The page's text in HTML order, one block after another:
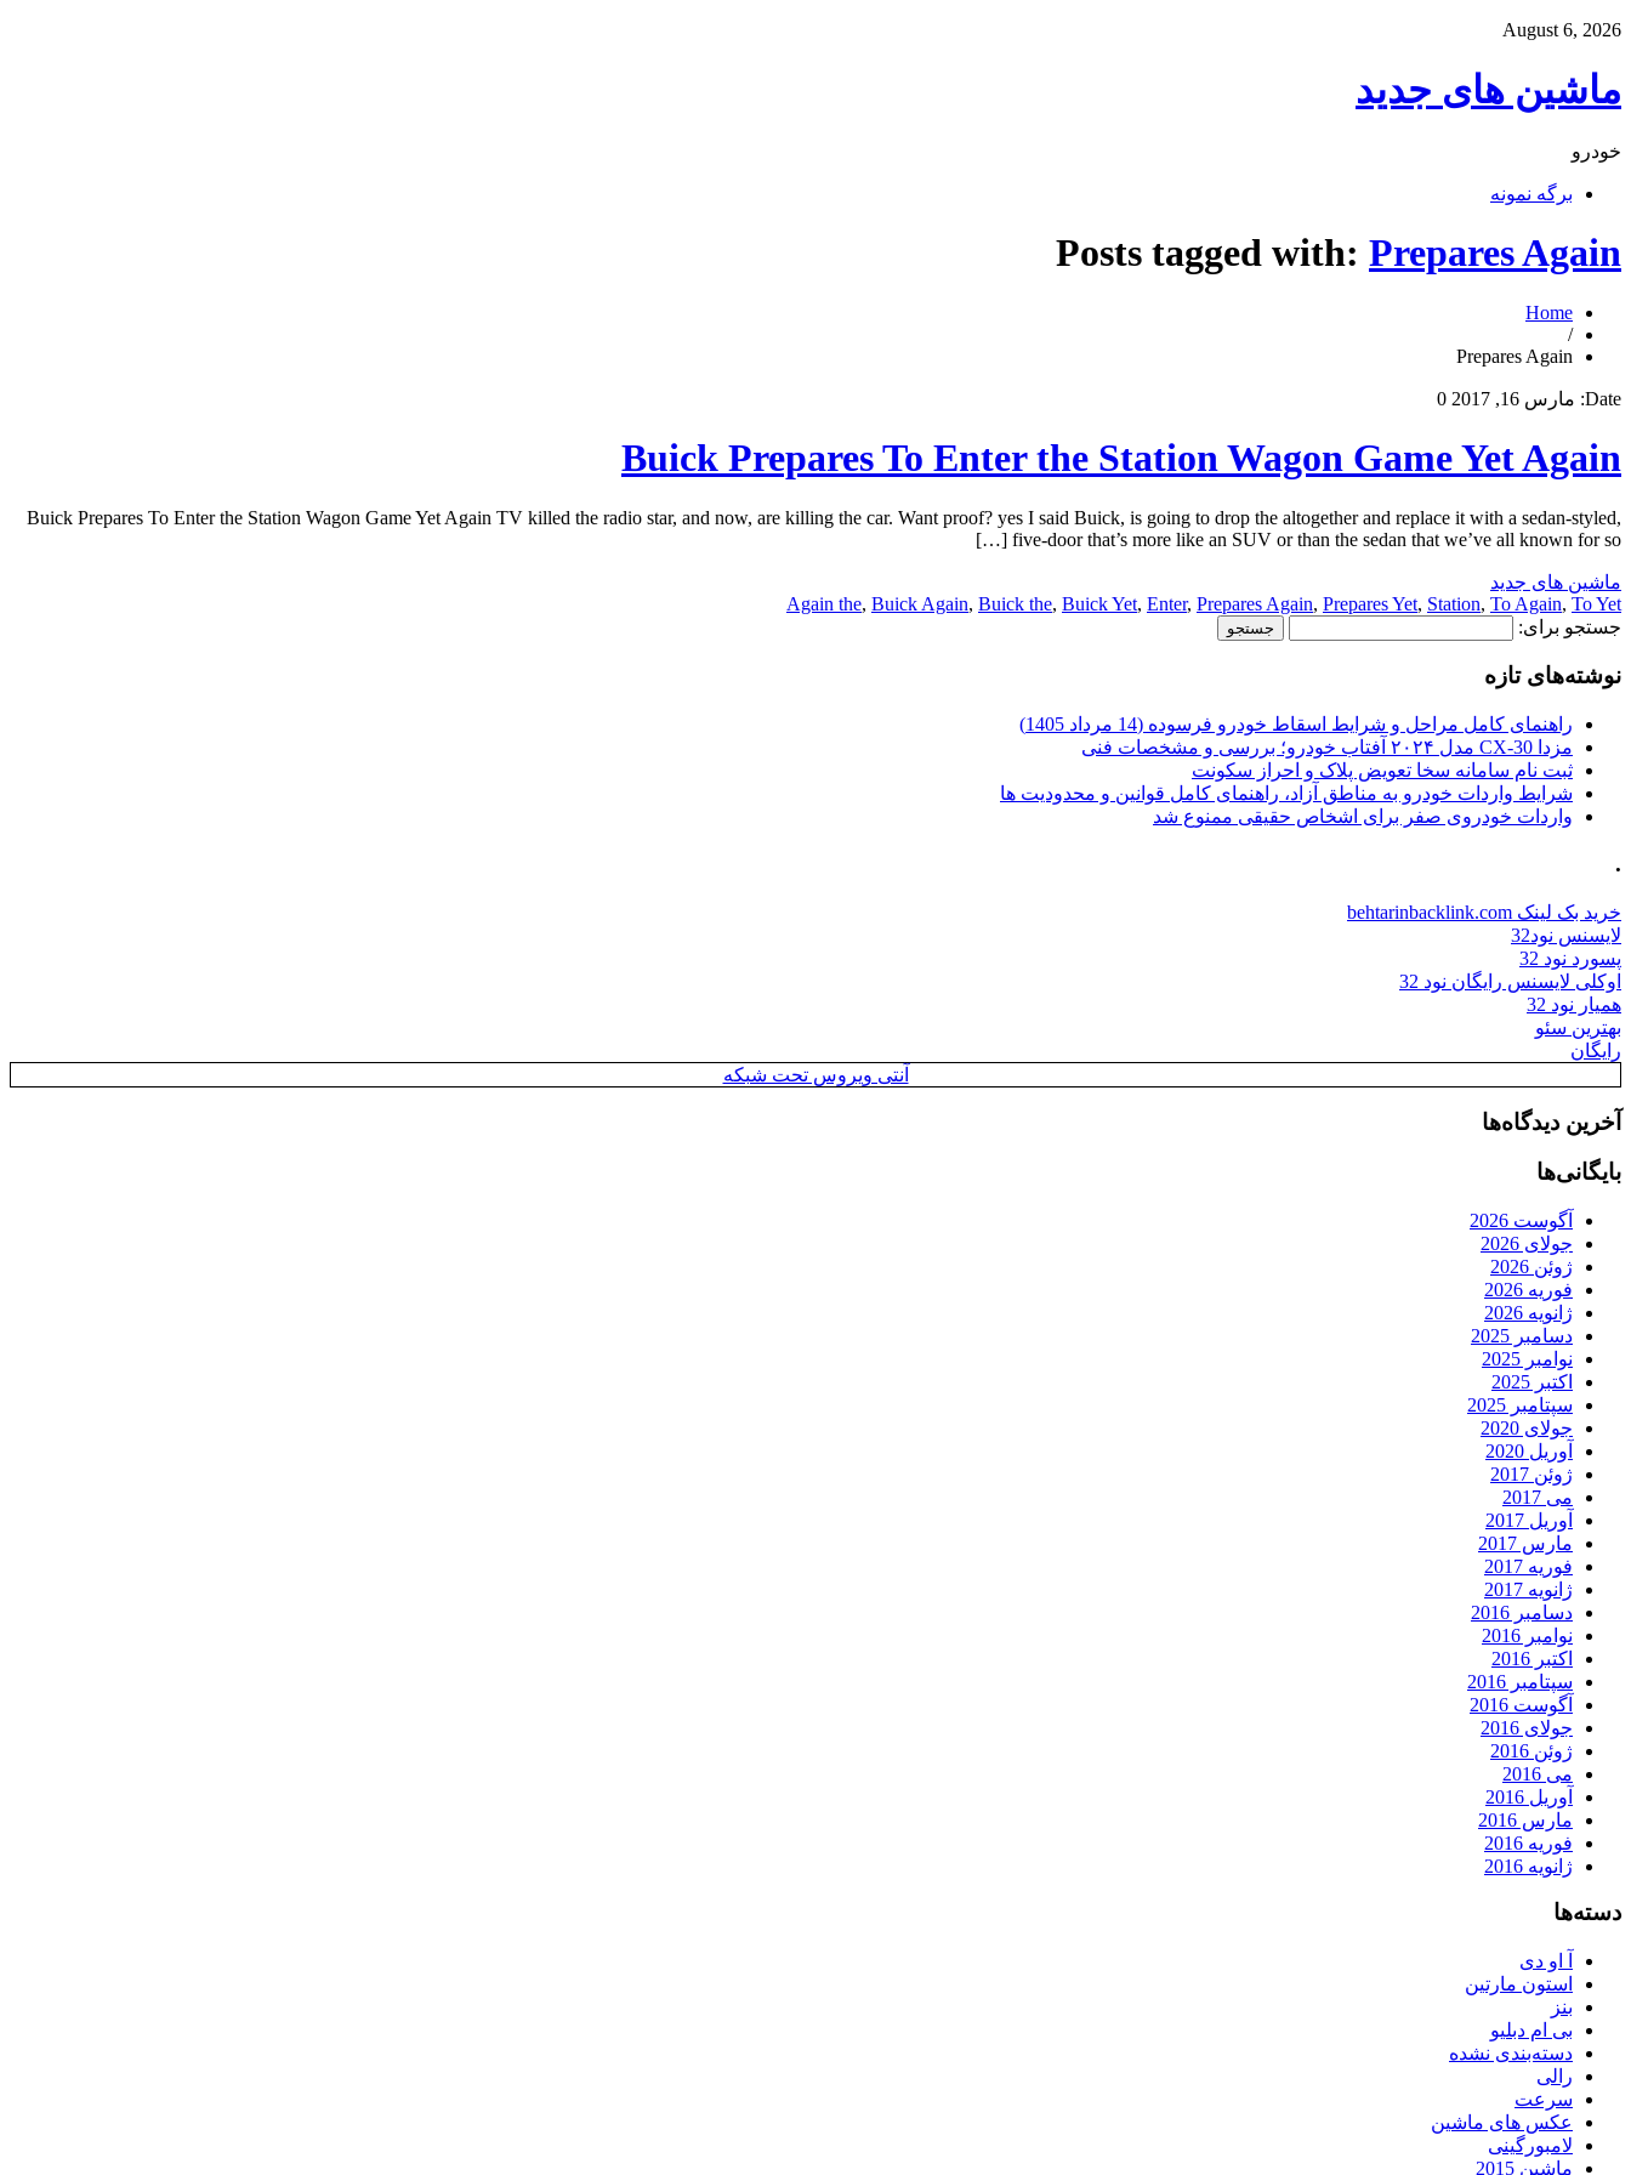
August 6, 2026
ماشین های جدید
خودرو
برگه نمونه
Posts tagged with: Prepares Again
Home
/
Prepares Again
Date: مارس 16, 2017 0
Buick Prepares To Enter the Station Wagon Game Yet Again
Buick Prepares To Enter the Station Wagon Game Yet Again TV killed the radio star, and now, are killing the car. Want proof? yes I said Buick, is going to drop the altogether and replace it with a sedan-styled,
five-door that’s more like an SUV or than the sedan that we’ve all known for so […]
ماشین های جدید
Again the, Buick Again, Buick the, Buick Yet, Enter, Prepares Again, Prepares Yet, Station, To Again, To Yet
جستجو برای:
نوشته‌های تازه
راهنمای کامل مراحل و شرایط اسقاط خودرو فرسوده (14 مرداد 1405)
مزدا CX-30 مدل ۲۰۲۴ آفتاب خودرو؛ بررسی و مشخصات فنی
ثبت نام سامانه سخا تعویض پلاک و احراز سکونت
شرایط واردات خودرو به مناطق آزاد، راهنمای کامل قوانین و محدودیت ها
واردات خودروی صفر برای اشخاص حقیقی ممنوع شد
.
خرید بک لینک behtarinbacklink.com
لایسنس نود32
پسورد نود 32
اوکلی لایسنس رایگان نود 32
همیار نود 32
بهترین سئو
رایگان
آنتی ویروس تحت شبکه
آخرین دیدگاه‌ها
بایگانی‌ها
آگوست 2026
جولای 2026
ژوئن 2026
فوریه 2026
ژانویه 2026
دسامبر 2025
نوامبر 2025
اکتبر 2025
سپتامبر 2025
جولای 2020
آوریل 2020
ژوئن 2017
می 2017
آوریل 2017
مارس 2017
فوریه 2017
ژانویه 2017
دسامبر 2016
نوامبر 2016
اکتبر 2016
سپتامبر 2016
آگوست 2016
جولای 2016
ژوئن 2016
می 2016
آوریل 2016
مارس 2016
فوریه 2016
ژانویه 2016
دسته‌ها
آ او دی
استون مارتین
بنز
بی ام دبلیو
دسته‌بندی نشده
رالی
سرعت
عکس های ماشین
لامبورگینی
ماشین 2015